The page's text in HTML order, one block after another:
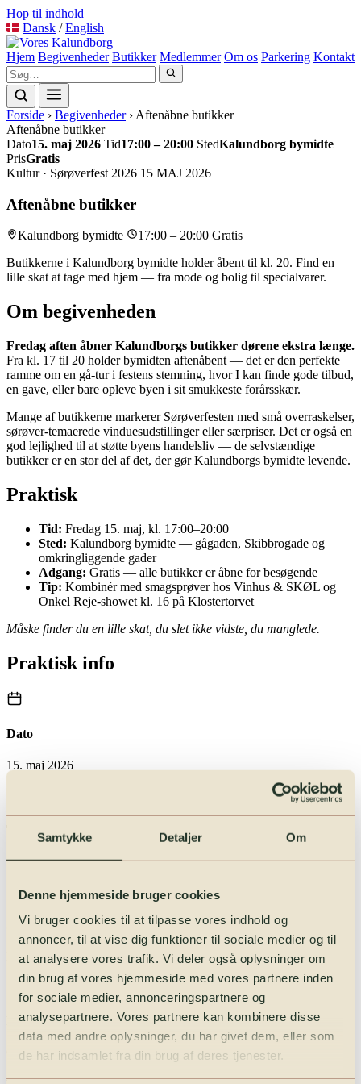
Samtykke Detaljer Om
Denne hjemmeside bruger cookies
Vi bruger cookies til at tilpasse vores indhold og
annoncer, til at vise dig funktioner til sociale medier og til
at analysere vores trafik. Vi deler også oplysninger om
din brug af vores hjemmeside med vores partnere inden
for sociale medier, annonceringspartnere og
analysepartnere. Vores partnere kan kombinere disse
data med andre oplysninger, du har givet dem, eller som
de har indsamlet fra din brug af deres tjenester.
Hop til indhold
til
indhold
Dansk / English
Hjem Begivenheder Butikker Medlemmer Om os Parkering Kontakt
Forside › Begivenheder › Aftenåbne butikker
Aftenåbne butikker
Dato15. maj 2026 Tid17:00 – 20:00 StedKalundborg bymidte
PrisGratis
Kultur · Sørøverfest 2026 15 MAJ 2026
Aftenåbne butikker
Kalundborg bymidte 17:00 – 20:00 Gratis
Butikkerne i Kalundborg bymidte holder åbent til kl. 20. Find en
lille skat at tage med hjem — fra mode og bolig til specialvarer.
Om begivenheden
Fredag aften åbner Kalundborgs butikker dørene ekstra længe.
Fra kl. 17 til 20 holder bymidten aftenåbent — det er den perfekte
ramme om en gå-tur i festens stemning, hvor I kan finde gode tilbud,
en gave, eller bare opleve byen i sit smukkeste forårsskær.
Mange af butikkerne markerer Sørøverfesten med små overraskelser,
sørøver-temaerede vinduesudstillinger eller særpriser. Det er også en
god lejlighed til at støtte byens handelsliv — de selvstændige
butikker er en stor del af det, der gør Kalundborgs bymidte levende.
Praktisk
Tid: Fredag 15. maj, kl. 17:00–20:00
Sted: Kalundborg bymidte — gågaden, Skibbrogade og
omkringliggende gader
Adgang: Gratis — alle butikker er åbne for besøgende
Tip: Kombinér med smagsprøver hos Vinhus & SKØL og
Onkel Reje-showet kl. 16 på Klostertorvet
Måske finder du en lille skat, du slet ikke vidste, du manglede.
Praktisk info
Dato
15. maj 2026
17:00 – 20:00
Sted
Kalundborg bymidte — 4400 Kalundborg
Pris
Gratis